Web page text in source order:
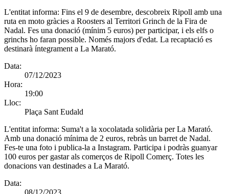
L'entitat informa: Fins el 9 de desembre, descobreix Ripoll amb una
ruta en moto gràcies a Roosters al Territori Grinch de la Fira de
Nadal. Fes una donació (mínim 5 euros) per participar, i els elfs o
grinchs ho faran possible. Només majors d'edat. La recaptació es
destinarà íntegrament a La Marató.
Data:
07/12/2023
Hora:
19:00
Lloc:
Plaça Sant Eudald
L'entitat informa: Suma't a la xocolatada solidària per La Marató.
Amb una donació mínima de 2 euros, rebràs un barret de Nadal.
Fes-te una foto i publica-la a Instagram. Participa i podràs guanyar
100 euros per gastar als comerços de Ripoll Comerç. Totes les
donacions van destinades a La Marató.
Data:
08/12/2023